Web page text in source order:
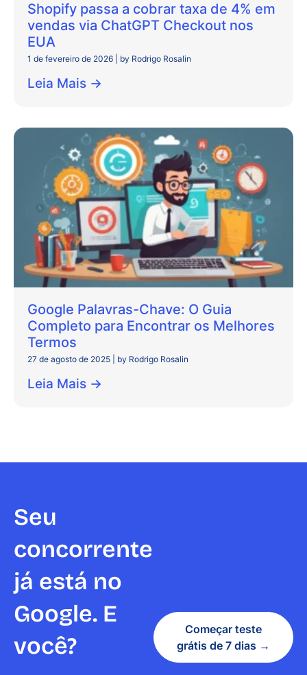
Shopify passa a cobrar taxa de 4% em
vendas via ChatGPT Checkout nos
EUA
1 de fevereiro de 2026 by Rodrigo Rosalin
Leia Mais →
Google Palavras-Chave: O Guia
Completo para Encontrar os Melhores
Termos
27 de agosto de 2025 by Rodrigo Rosalin
Leia Mais →
Seu
concorrente
já está no
Google. E
você?
Começar teste
grátis de 7 dias →